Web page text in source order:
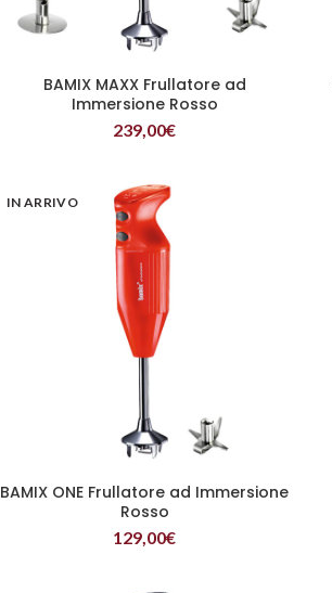
LEGGI TUTTO
BAMIX MAXX Frullatore ad
Immersione Rosso
239,00€
IN ARRIVO
LEGGI TUTTO
BAMIX ONE Frullatore ad Immersione
Rosso
129,00€